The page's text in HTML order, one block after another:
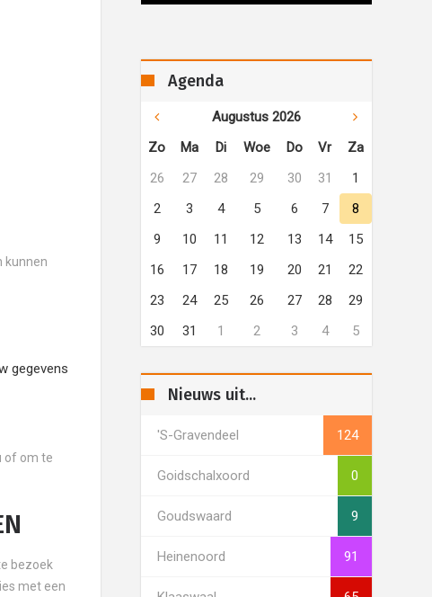
kunnen
gegevens
of om te
bezoek
met een
Agenda
Augustus 2026
Zo
Ma Di Woe Do Vr
Za
26
27 28 29 30 31
1
2
3 4 5 6 7
8
9
10 11 12 13 14
15
16
17 18 19 20 21
22
23
24 25 26 27 28
29
30
31 1 2 3 4 5
Nieuws uit...
's-Gravendeel 124
Goidschalxoord 0
Goudswaard 9
Heinenoord 91